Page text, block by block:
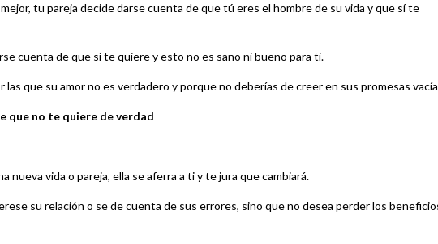
tu pareja decide darse cuenta de que tú eres el hombre de su vida y que sí te
cuenta de que sí te quiere y esto no es sano ni bueno para ti.
que su amor no es verdadero y porque no deberías de creer en sus promesas
que no te quiere de verdad
nueva vida o pareja, ella se aferra a ti y te jura que cambiará.
su relación o se de cuenta de sus errores, sino que no desea perder los